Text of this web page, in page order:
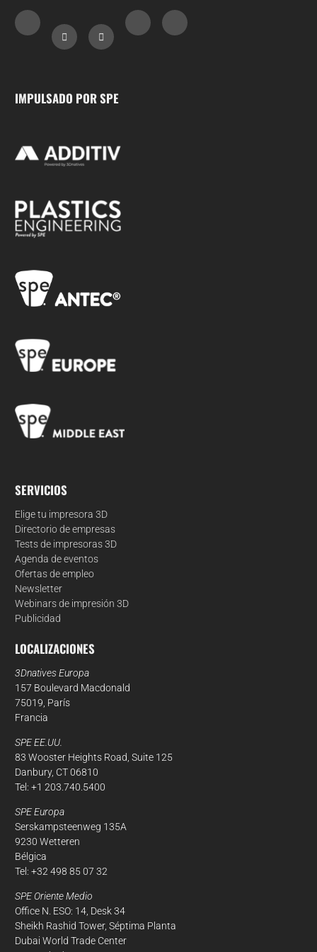
cookies
utilizamos cookies para medir nuestra audiencia.
activarlos o no. El período máximo de
IMPULSADO POR SPE
SERVICIOS
Elige tu impresora 3D
Directorio de empresas
Tests de impresoras 3D
Agenda de eventos
Ofertas de empleo
Newsletter
Webinars de impresión 3D
Publicidad
LOCALIZACIONES
3Dnatives Europa
157 Boulevard Macdonald
75019, París
Francia
SPE EE.UU.
83 Wooster Heights Road, Suite 125
Danbury, CT 06810
Tel: +1 203.740.5400
SPE Europa
Serskampsteenweg 135A
9230 Wetteren
Bélgica
Tel: +32 498 85 07 32
SPE Oriente Medio
Office N. ESO: 14, Desk 34
Sheikh Rashid Tower, Séptima Planta
Dubai World Trade Center